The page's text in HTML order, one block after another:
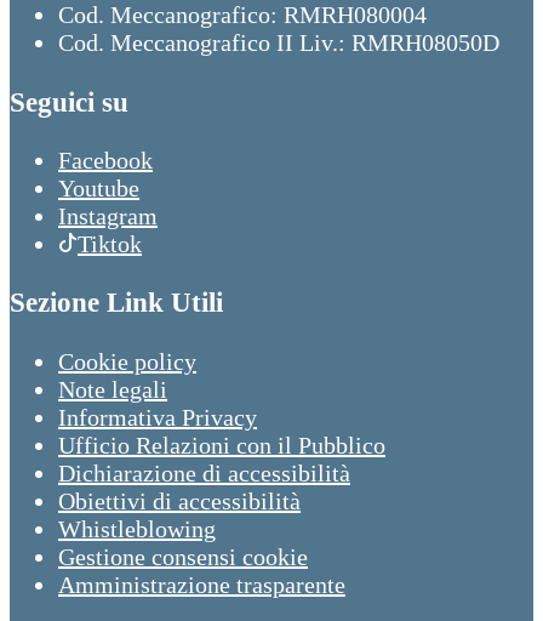
Cod. Meccanografico: RMRH080004
Cod. Meccanografico II Liv.: RMRH08050D
Seguici su
Facebook
Youtube
Instagram
Tiktok
Sezione Link Utili
Cookie policy
Note legali
Informativa Privacy
Ufficio Relazioni con il Pubblico
Dichiarazione di accessibilità
Obiettivi di accessibilità
Whistleblowing
Gestione consensi cookie
Amministrazione trasparente